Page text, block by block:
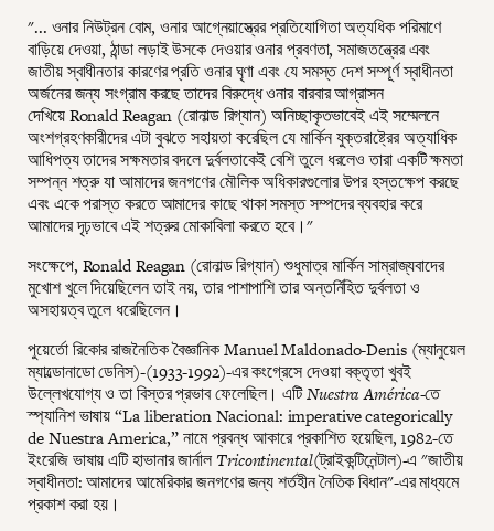
"... ওনার নিউট্রন বোম, ওনার আগ্নেয়াস্ত্রের প্রতিযোগিতা অত্যধিক পরিমাণে
বাড়িয়ে দেওয়া, ঠান্ডা লড়াই উসকে দেওয়ার ওনার প্রবণতা, সমাজতন্ত্রের এবং
জাতীয় স্বাধীনতার কারণের প্রতি ওনার ঘৃণা এবং যে সমস্ত দেশ সম্পূর্ণ স্বাধীনতা
অর্জনের জন্য সংগ্রাম করছে তাদের বিরুদ্ধে ওনার বারবার আগ্রাসন
দেখিয়ে Ronald Reagan (রোনাল্ড রিগ্যান) অনিচ্ছাকৃতভাবেই এই সম্মেলনে
অংশগ্রহণকারীদের এটা বুঝতে সহায়তা করেছিল যে মার্কিন যুক্তরাষ্ট্রের অত্যাধিক
আধিপত্য তাদের সক্ষমতার বদলে দুর্বলতাকেই বেশি তুলে ধরলেও তারা একটি ক্ষমতা
সম্পন্ন শত্রু যা আমাদের জনগণের মৌলিক অধিকারগুলোর উপর হস্তক্ষেপ করছে
এবং একে পরাস্ত করতে আমাদের কাছে থাকা সমস্ত সম্পদের ব্যবহার করে
আমাদের দৃঢ়ভাবে এই শত্রুর মোকাবিলা করতে হবে।"
সংক্ষেপে, Ronald Reagan (রোনাল্ড রিগ্যান) শুধুমাত্র মার্কিন সাম্রাজ্যবাদের
মুখোশ খুলে দিয়েছিলেন তাই নয়, তার পাশাপাশি তার অন্তর্নিহিত দুর্বলতা ও
অসহায়ত্ব তুলে ধরেছিলেন।
পুয়ের্তো রিকোর রাজনৈতিক বৈজ্ঞানিক Manuel Maldonado-Denis (ম্যানুয়েল
ম্যাল্ডোনাডো ডেনিস)-(1933-1992)-এর কংগ্রেসে দেওয়া বক্তৃতা খুবই
উল্লেখযোগ্য ও তা বিস্তর প্রভাব ফেলেছিল। এটিNuestra América-তে
স্প্যানিশ ভাষায় “La liberation Nacional: imperative categorically
de Nuestra America,” নামে প্রবন্ধ আকারে প্রকাশিত হয়েছিল, 1982-তে
ইংরেজি ভাষায় এটি হাভানার জার্নালTricontinental(ট্রাইকন্টিনেন্টাল)-এ "জাতীয়
স্বাধীনতা: আমাদের আমেরিকার জনগণের জন্য শর্তহীন নৈতিক বিধান"-এর মাধ্যমে
প্রকাশ করা হয়।